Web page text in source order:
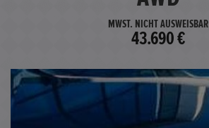
MWST. NICHT AUSWEISBAR
43.690 €